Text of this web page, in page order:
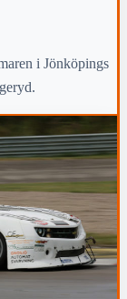
i Jönköpings